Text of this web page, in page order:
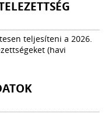
teljesíteni a 2026.
(havi